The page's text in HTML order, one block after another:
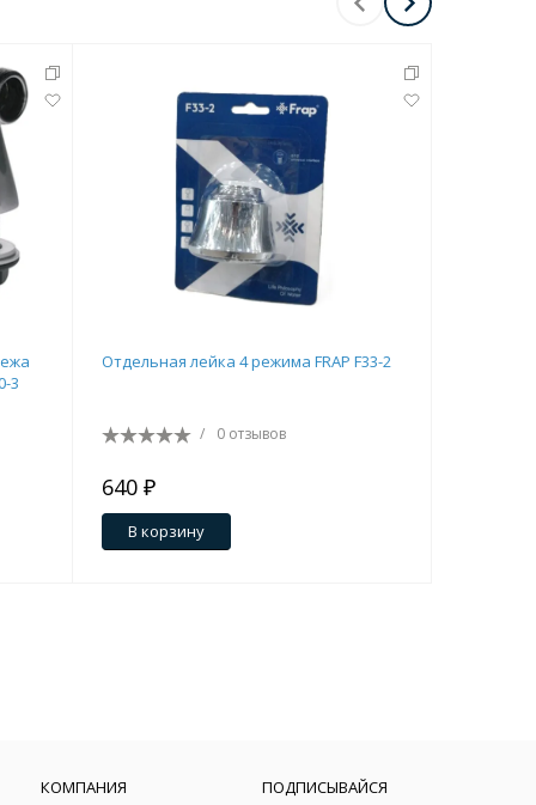
3
Отдельная лейка 4 режима FRAP F33-2
/ 0 отзывов
640 ₽
В корзину
КОМПАНИЯ ПОДПИСЫВАЙСЯ